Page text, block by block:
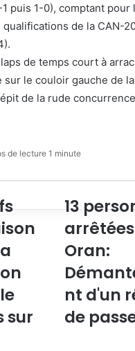
puis 1-0), comptant pour
de la CAN-
de temps court à
sur le couloir gauche de
de la rude
de lecture 1 minute
sur
13
Oran:
nt d'un
de